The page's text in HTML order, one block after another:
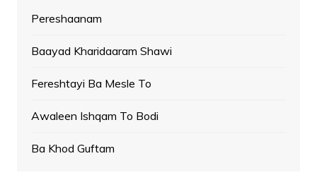
Pereshaanam
Baayad Kharidaaram Shawi
Fereshtayi Ba Mesle To
Awaleen Ishqam To Bodi
Ba Khod Guftam